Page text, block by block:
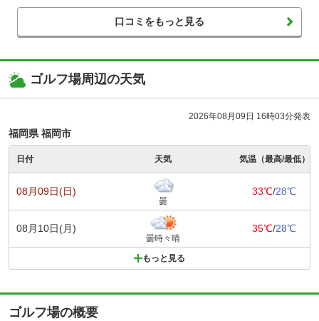
口コミをもっと見る
ゴルフ場周辺の天気
2026年08月09日 16時03分発表
福岡県 福岡市
日付 天気 気温（最高/最低）
08月09日(日)
曇
33℃/28℃
08月10日(月)
曇時々晴
35℃/28℃
もっと見る
ゴルフ場の概要